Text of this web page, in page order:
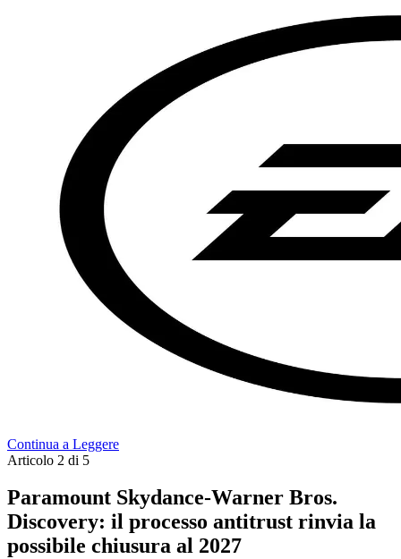
Continua a Leggere
Articolo 2 di 5
Paramount Skydance-Warner Bros.
Discovery: il processo antitrust rinvia la
possibile chiusura al 2027